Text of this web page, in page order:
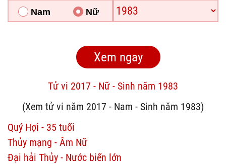
Nam Nữ
Tử vi 2017 - Nữ - Sinh năm 1983
(Xem tử vi năm 2017 - Nam - Sinh năm 1983)
Quý Hợi - 35 tuổi
Thủy mạng - Âm Nữ
Đại hải Thủy - Nước biển lớn